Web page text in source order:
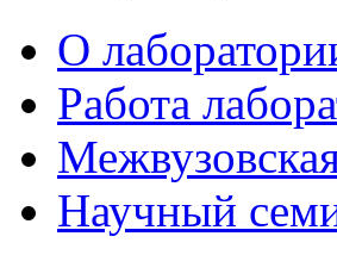
О
Работа
Научный